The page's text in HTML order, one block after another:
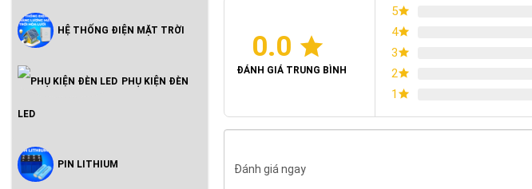
HỆ THỐNG ĐIỆN MẶT TRỜI
Inveter Hòa Lưới Có Lưu Trữ -
PHỤ KIỆN ĐÈN
LED
PIN LITHIUM
0.0
ĐÁNH GIÁ TRUNG BÌNH
5
4
3
2
1
Đánh giá ngay